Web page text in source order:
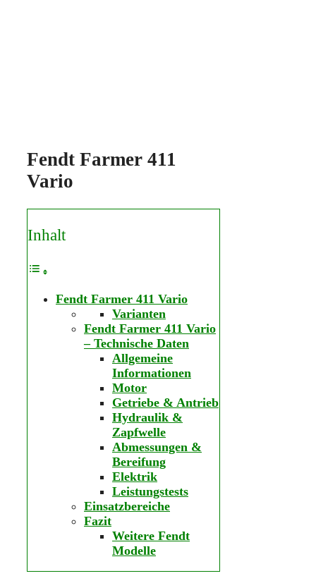
Fendt Farmer 411
Vario
Inhalt
Fendt Farmer 411 Vario
Varianten
Fendt Farmer 411 Vario
– Technische Daten
Allgemeine
Informationen
Motor
Getriebe & Antrieb
Hydraulik &
Zapfwelle
Abmessungen &
Bereifung
Elektrik
Leistungstests
Einsatzbereiche
Fazit
Weitere Fendt
Modelle